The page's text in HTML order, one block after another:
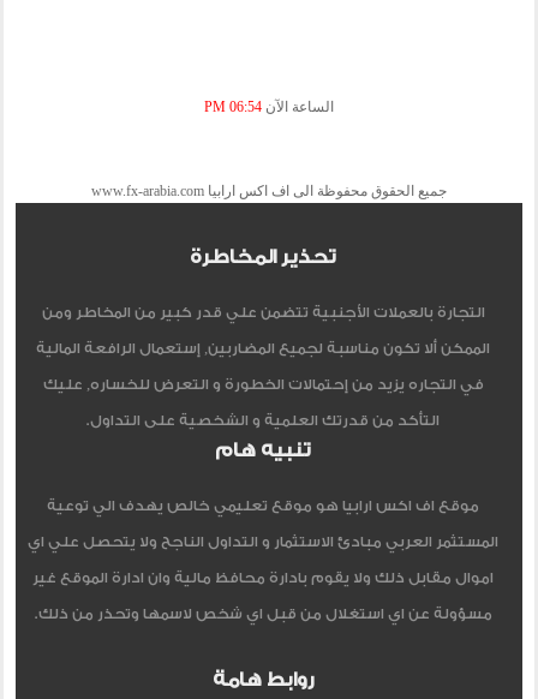
الساعة الآن 06:54 PM
جميع الحقوق محفوظة الى اف اكس ارابيا www.fx-arabia.com
تحذير المخاطرة
التجارة بالعملات الأجنبية تتضمن علي قدر كبير من المخاطر ومن
الممكن ألا تكون مناسبة لجميع المضاربين, إستعمال الرافعة المالية
في التجاره يزيد من إحتمالات الخطورة و التعرض للخساره, عليك
التأكد من قدرتك العلمية و الشخصية على التداول.
تنبيه هام
موقع اف اكس ارابيا هو موقع تعليمي خالص يهدف الي توعية
المستثمر العربي مبادئ الاستثمار و التداول الناجح ولا يتحصل علي اي
اموال مقابل ذلك ولا يقوم بادارة محافظ مالية وان ادارة الموقع غير
مسؤولة عن اي استغلال من قبل اي شخص لاسمها وتحذر من ذلك.
روابط هامة